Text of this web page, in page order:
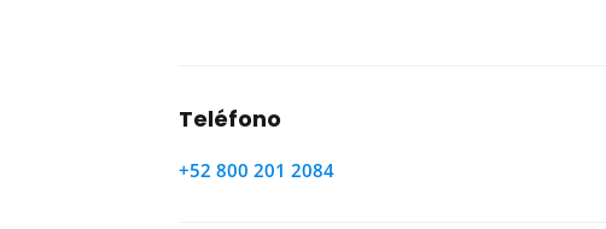
Teléfono
+52 800 201 2084